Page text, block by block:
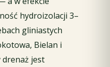
hydroizolacji 3–
gliniastych
Bielan i
drenaż jest